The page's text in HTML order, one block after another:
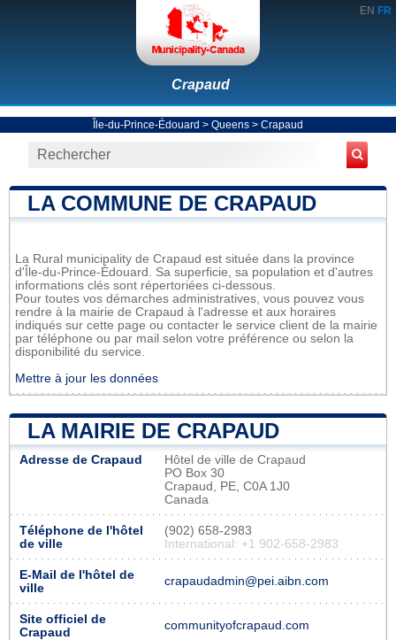
EN FR
Crapaud
Île-du-Prince-Édouard > Queens > Crapaud
LA COMMUNE DE CRAPAUD
La Rural municipality de Crapaud est située dans la province
d'Île-du-Prince-Édouard. Sa superficie, sa population et d'autres
informations clés sont répertoriées ci-dessous.
Pour toutes vos démarches administratives, vous pouvez vous
rendre à la mairie de Crapaud à l'adresse et aux horaires
indiqués sur cette page ou contacter le service client de la mairie
par téléphone ou par mail selon votre préférence ou selon la
disponibilité du service.
Mettre à jour les données
LA MAIRIE DE CRAPAUD
Adresse de Crapaud
Hôtel de ville de Crapaud
PO Box 30
Crapaud, PE, C0A 1J0
Canada
Téléphone de l'hôtel
de ville
(902) 658-2983
International: +1 902-658-2983
E-Mail de l'hôtel de
ville
crapaudadmin@pei.aibn.com
Site officiel de
Crapaud
communityofcrapaud.com